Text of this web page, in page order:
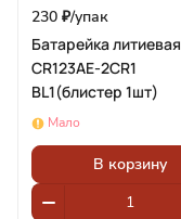
230 ₽/упак
Батарейка литиевая GP
CR123AE-2CR1
BL1(блистер 1шт)
Мало
В корзину